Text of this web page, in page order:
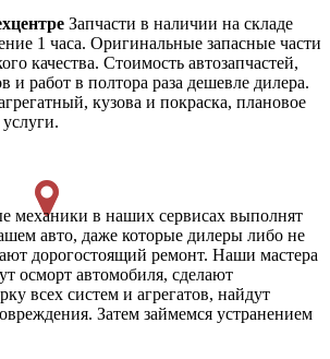
Запчасти в наличии на складе
1 часа. Оригинальные запасные части
качества. Стоимость автозапчастей,
и работ в полтора раза дешевле дилера.
кузова и покраска, плановое
механики в наших сервисах выполнят
авто, даже которые дилеры либо не
дорогостоящий ремонт. Наши мастера
осморт автомобиля, сделают
всех систем и агрегатов, найдут
Затем займемся устранением